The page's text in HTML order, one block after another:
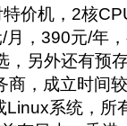
价机，2核
，390元/年
，另外还有预
商，成立时间
系统，所